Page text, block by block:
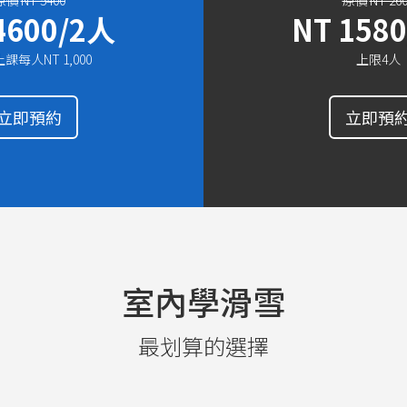
2人
課每人NT 1,000
即預約
NT
上限4人
立即預
室內學滑雪
最划算的選擇